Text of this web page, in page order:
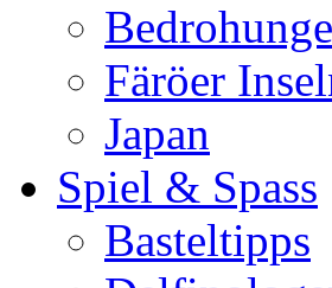
Färöer
Japan
Spiel & Spass
Basteltipps